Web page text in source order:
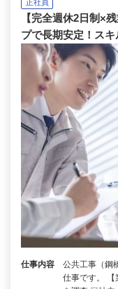
正社員
【完全週休2日制×
プで長期安定！ス
仕事内容
公共工事（鋼
仕事です。